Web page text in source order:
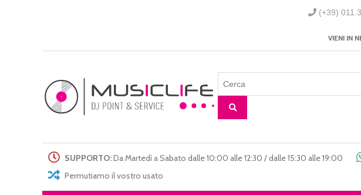
(+39)
VIENI IN
SUPPORTO:Da Martedì a Sabato dalle 10:00 alle 12:30 / dalle 15:30 alle 19:00
Permutiamo il vostro usato